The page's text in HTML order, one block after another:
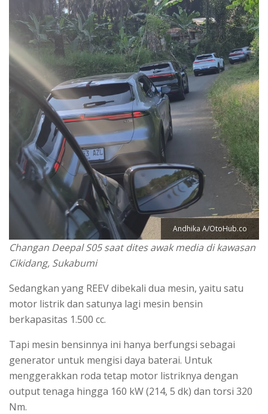
Andhika A/OtoHub.co
Changan Deepal S05 saat dites awak media di kawasan
Cikidang, Sukabumi
Sedangkan yang REEV dibekali dua mesin, yaitu satu
motor listrik dan satunya lagi mesin bensin
berkapasitas 1.500 cc.
Tapi mesin bensinnya ini hanya berfungsi sebagai
generator untuk mengisi daya baterai. Untuk
menggerakkan roda tetap motor listriknya dengan
output tenaga hingga 160 kW (214, 5 dk) dan torsi 320
Nm.